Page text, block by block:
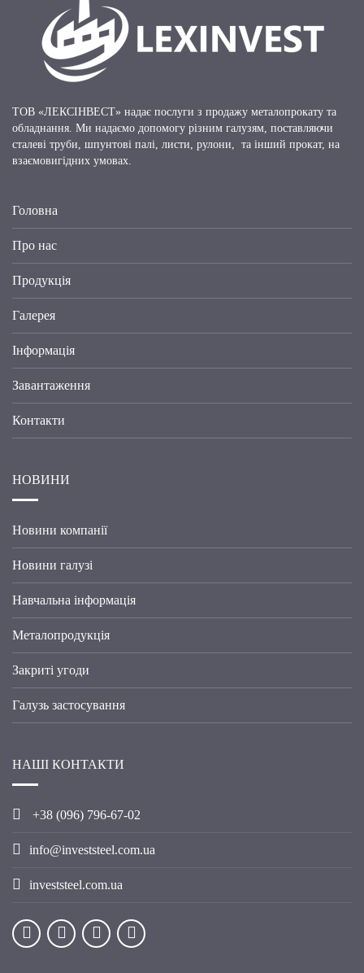
ТОВ «ЛЕКСІНВЕСТ» надає послуги з продажу металопрокату та
обладнання. Ми надаємо допомогу різним галузям, поставляючи
сталеві труби, шпунтові палі, листи, рулони, та інший прокат, на
взаємовигідних умовах.
Головна
Про нас
Продукція
Галерея
Інформація
Завантаження
Контакти
НОВИНИ
Новини компанії
Новини галузі
Навчальна інформація
Металопродукція
Закриті угоди
Галузь застосування
НАШІ КОНТАКТИ
+38 (096) 796-67-02
info@investsteel.com.ua
investsteel.com.ua